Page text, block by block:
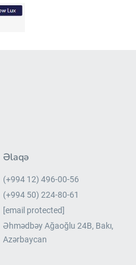
Əlaqə
(+994 12) 496-00-56
(+994 50) 224-80-61
[email protected]
Əhmədbəy Ağaoğlu 24B, Bakı,
Azərbaycan